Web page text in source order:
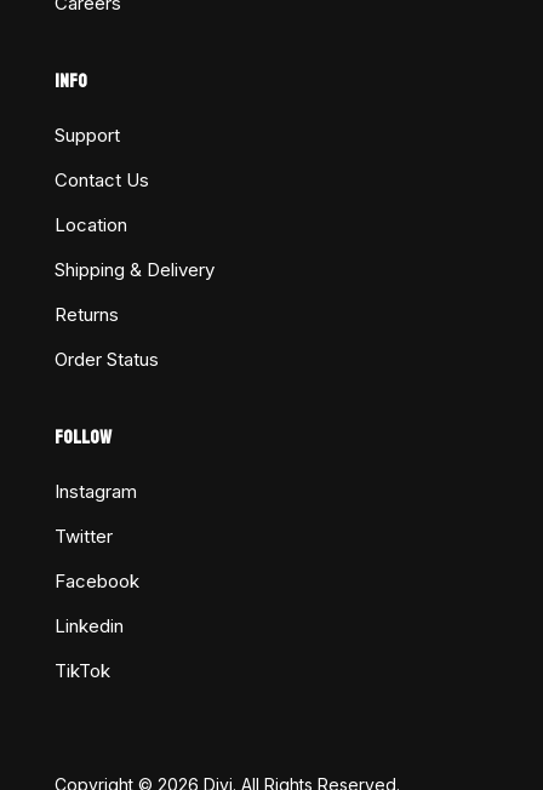
INFO
Support
Contact Us
Location
Shipping & Delivery
Returns
Order Status
FOLLOW
Instagram
Twitter
Facebook
Linkedin
TikTok
Copyright © 2026 Divi. All Rights Reserved.